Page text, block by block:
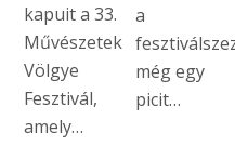
kapuit a 33.
Művészetek
Völgye
Fesztivál,
amely…
a
még egy
picit…